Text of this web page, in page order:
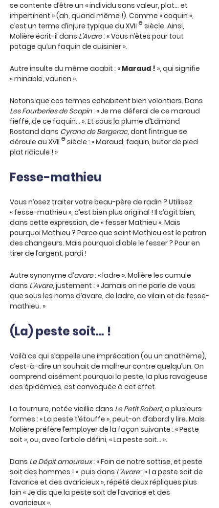
se contente d’être un « individu sans valeur, plat… et
impertinent » (ah, quand même !). Comme « coquin »,
c’est un terme d’injure typique du XVII e siècle. Ainsi,
Molière écrit-il dans L’Avare: « Vous n’êtes pour tout
potage qu’un faquin de cuisinier ».
Autre insulte du même acabit : « Maraud ! », qui signifie
« minable, vaurien ».
Notons que ces termes cohabitent bien volontiers. Dans
Les Fourberies de Scapin: « Je me déferai de ce maraud
fieffé, de ce faquin… ». Et sous la plume d’Edmond
Rostand dans Cyrano de Bergerac, dont l’intrigue se
déroule au XVII e siècle : « Maraud, faquin, butor de pied
plat ridicule ! »
Fesse-mathieu
Vous n’osez traiter votre beau-père de radin ? Utilisez
« fesse-mathieu », c’est bien plus original ! Il s’agit bien,
dans cette expression, de « fesser Mathieu ». Mais
pourquoi Mathieu ? Parce que saint Mathieu est le patron
des changeurs. Mais pourquoi diable le fesser ? Pour en
tirer de l’argent, pardi !
Autre synonyme d’avare: « ladre ». Molière les cumule
dans L’Avare, justement : « Jamais on ne parle de vous
que sous les noms d’avare, de ladre, de vilain et de fesse-
mathieu. »
(La) peste soit… !
Voilà ce qui s’appelle une imprécation (ou un anathème),
c’est-à-dire un souhait de malheur contre quelqu’un. On
comprend aisément pourquoi la peste, la plus ravageuse
des épidémies, est convoquée à cet effet.
La tournure, notée vieillie dans Le Petit Robert, a plusieurs
formes : « La peste t’étouffe », peut-on d’abord y lire. Mais
Molière préfère l’employer de la façon suivante : « Peste
soit », ou, avec l’article défini, « La peste soit… ».
Dans Le Dépit amoureux: « Foin de notre sottise, et peste
soit des hommes ! », puis dans L’Avare: « La peste soit de
l’avarice et des avaricieux », répété deux répliques plus
loin « Je dis que la peste soit de l’avarice et des
avaricieux ».